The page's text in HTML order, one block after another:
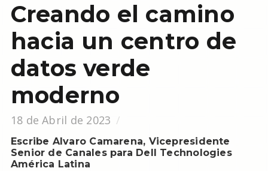
Creando el camino
hacia un centro de
datos verde
moderno
18 de Abril de 2023
Escribe Alvaro Camarena, Vicepresidente
Senior de Canales para Dell Technologies
América Latina